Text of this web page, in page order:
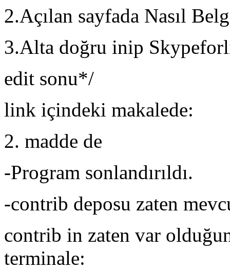
2.Açılan sayfada Nasıl
3.Alta doğru inip
edit sonu*/
link içindeki makalede:
2. madde de
-Program sonlandırıldı.
-contrib deposu zaten
contrib in zaten var
terminale: